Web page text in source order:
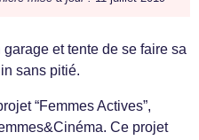
et tente de se faire sa
sans pitié.
“Femmes Actives”,
Ce projet